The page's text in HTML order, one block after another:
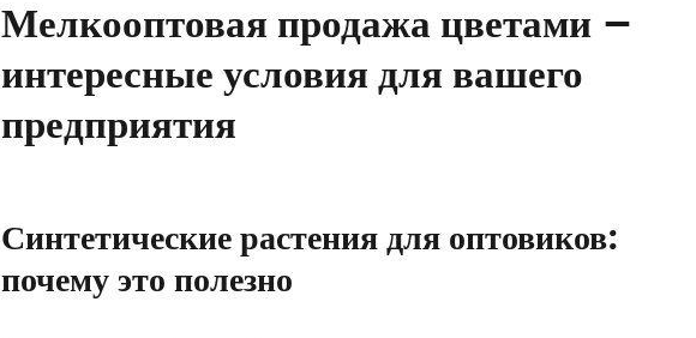
Мелкооптовая продажа цветами –
интересные условия для вашего
предприятия
Синтетические растения для оптовиков:
почему это полезно